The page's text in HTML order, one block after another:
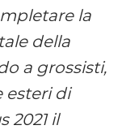
la
della
a grossisti,
esteri di
2021 il